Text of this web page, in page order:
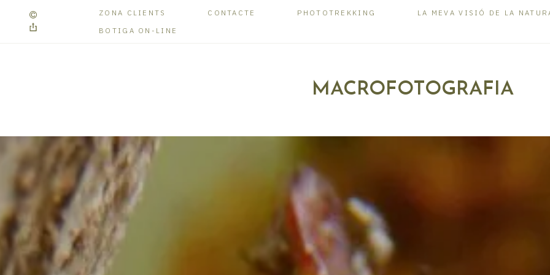
ZONA CLIENTS CONTACTE PHOTOTREKKING
LA MEVA VISIÓ DE LA
BOTIGA ON-LINE
MACROFOTOGRAFIA